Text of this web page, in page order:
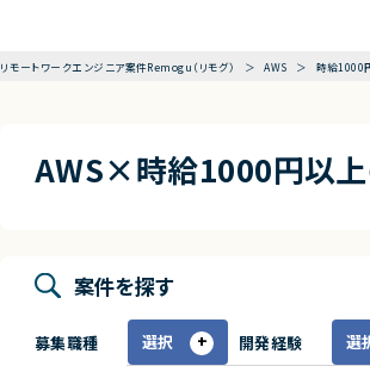
リモートワークエンジニア案件Remogu（リモグ） AWS 時給1000
AWS×時給1000円以
案件を探す
募集職種 選択 開発経験
選